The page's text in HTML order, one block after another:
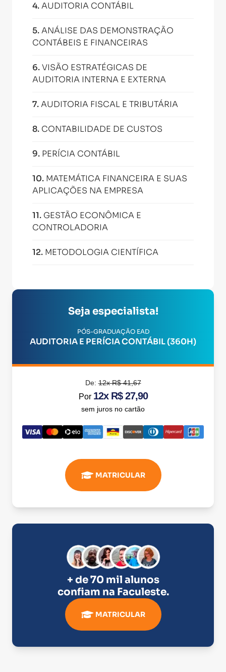
4.AUDITORIA CONTÁBIL
5.ANÁLISE DAS DEMONSTRAÇÃO
CONTÁBEIS E FINANCEIRAS
6.VISÃO ESTRATÉGICAS DE
AUDITORIA INTERNA E EXTERNA
7.AUDITORIA FISCAL E TRIBUTÁRIA
8. CONTABILIDADE DE CUSTOS
9. PERÍCIA CONTÁBIL
10. MATEMÁTICA FINANCEIRA E SUAS
APLICAÇÕES NA EMPRESA
11. GESTÃO ECONÔMICA E
CONTROLADORIA
12. METODOLOGIA CIENTÍFICA
Seja especialista!
PÓS-GRADUAÇÃO EAD
AUDITORIA E PERÍCIA CONTÁBIL (360H)
De:12x R$ 41,67
Por 12x R$ 27,90
sem juros no cartão
MATRICULAR
+ de 70 mil alunos
confiam na Faculeste.
MATRICULAR